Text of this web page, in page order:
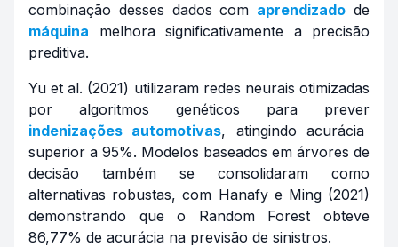
combinação desses dados com aprendizado de
máquina
melhora significativamente a precisão
preditiva.
Yu et al. (2021) utilizaram redes neurais otimizadas
por algoritmos genéticos para prever
indenizações automotivas, atingindo acurácia
superior a 95%. Modelos baseados em árvores de
decisão também se consolidaram como
alternativas robustas, com Hanafy e Ming (2021)
demonstrando que o Random Forest obteve
86,77% de acurácia na previsão de sinistros.